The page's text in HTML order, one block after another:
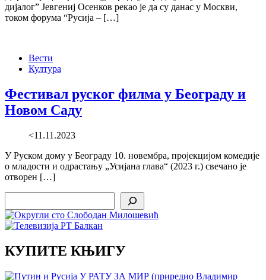
дијалог” Јевгениј Осенков рекао је да су данас у Москви,
током форума “Русија – […]
Вести
Култура
Фестивал руског филма у Београду и
Новом Саду
<11.11.2023
У Руском дому у Београду 10. новембра, пројекцијом комедије
о младости и одрастању „Усијана глава“ (2023 г.) свечано је
отворен […]
КУПИТЕ КЊИГУ